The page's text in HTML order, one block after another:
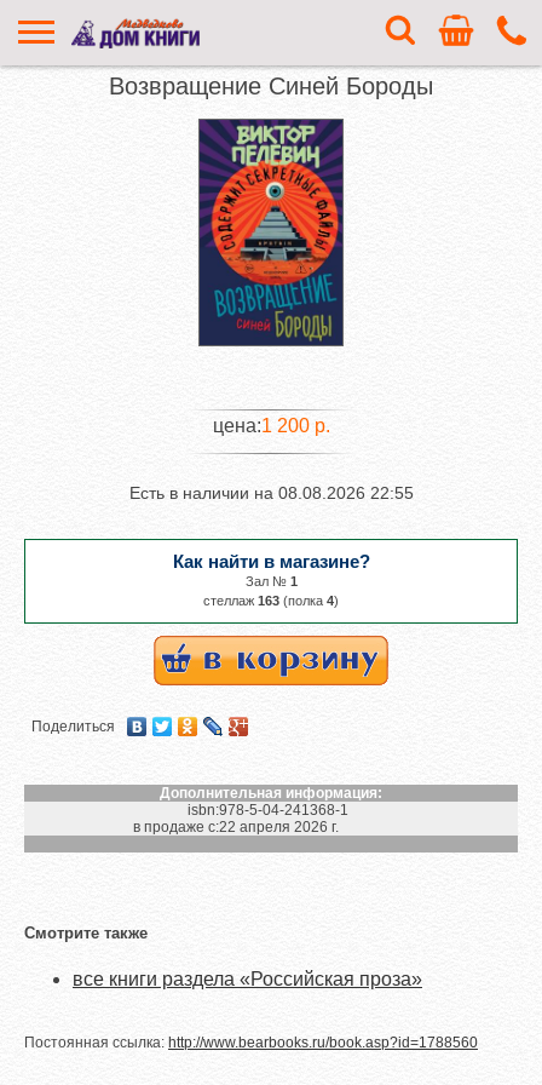
Возвращение Синей Бороды
Поделиться
Дополнительная информация:
isbn:978-5-04-241368-1
в продаже с:22 апреля 2026 г.
Смотрите также
все книги раздела «Российская проза»
Постоянная ссылка: http://www.bearbooks.ru/book.asp?id=1788560
цена:1 200 р.
Есть в наличии на 08.08.2026 22:55
Как найти в магазине?
Зал № 1
cтеллаж 163 (полка 4)